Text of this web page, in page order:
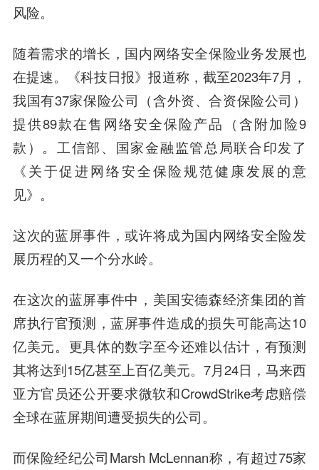
风险。
随着需求的增长，国内网络安全保险业务发展也
在提速。《科技日报》报道称，截至2023年7月，
我国有37家保险公司（含外资、合资保险公司）
提供89款在售网络安全保险产品（含附加险9
款）。工信部、国家金融监管总局联合印发了
《关于促进网络安全保险规范健康发展的意
见》。
这次的蓝屏事件，或许将成为国内网络安全险发
展历程的又一个分水岭。
在这次的蓝屏事件中，美国安德森经济集团的首
席执行官预测，蓝屏事件造成的损失可能高达10
亿美元。更具体的数字至今还难以估计，有预测
其将达到15亿甚至上百亿美元。7月24日，马来西
亚方官员还公开要求微软和CrowdStrike考虑赔偿
全球在蓝屏期间遭受损失的公司。
而保险经纪公司Marsh McLennan称，有超过75家